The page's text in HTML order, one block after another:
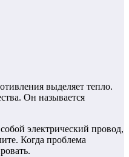
выделяет тепло.
Он называется
электрический провод,
Когда проблема